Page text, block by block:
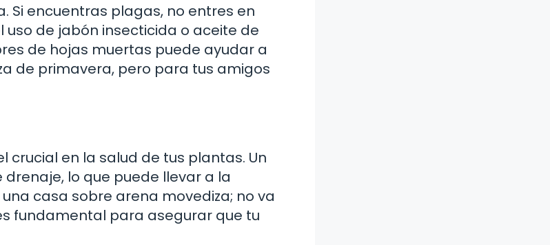
Si encuentras plagas, no entres en
uso de jabón insecticida o aceite de
de hojas muertas puede ayudar a
de primavera, pero para tus amigos
crucial en la salud de tus plantas. Un
lo que puede llevar a la
casa sobre arena movediza; no va
fundamental para asegurar que tu